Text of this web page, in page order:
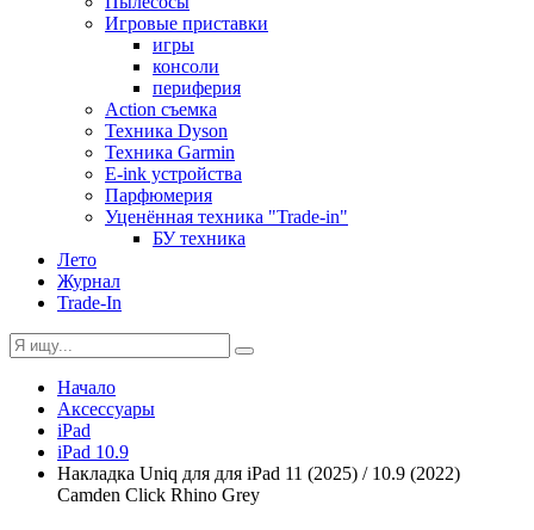
Игровые приставки
игры
консоли
периферия
Action съемка
Техника Dyson
Техника Garmin
E-ink устройства
Парфюмерия
Уценённая техника "Trade-in"
БУ техника
Лето
Журнал
Trade-In
Начало
Аксессуары
iPad
iPad 10.9
Накладка Uniq для для iPad 11 (2025) / 10.9 (2022)
Camden Click Rhino Grey